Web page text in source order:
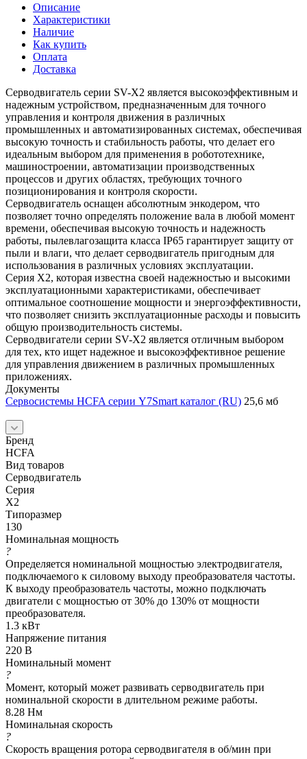
Описание
Характеристики
Наличие
Как купить
Оплата
Доставка
Серводвигатель серии SV-X2 является высокоэффективным и
надежным устройством, предназначенным для точного
управления и контроля движения в различных
промышленных и автоматизированных системах, обеспечивая
высокую точность и стабильность работы, что делает его
идеальным выбором для применения в робототехнике,
машиностроении, автоматизации производственных
процессов и других областях, требующих точного
позиционирования и контроля скорости.
Серводвигатель оснащен абсолютным энкодером, что
позволяет точно определять положение вала в любой момент
времени, обеспечивая высокую точность и надежность
работы, пылевлагозащита класса IP65 гарантирует защиту от
пыли и влаги, что делает серводвигатель пригодным для
использования в различных условиях эксплуатации.
Серия X2, которая известна своей надежностью и высокими
эксплуатационными характеристиками, обеспечивает
оптимальное соотношение мощности и энергоэффективности,
что позволяет снизить эксплуатационные расходы и повысить
общую производительность системы.
Серводвигатели серии SV-X2 является отличным выбором
для тех, кто ищет надежное и высокоэффективное решение
для управления движением в различных промышленных
приложениях.
Документы
Сервосистемы HCFA серии Y7Smart каталог (RU) 25,6 мб
Бренд
HCFA
Вид товаров
Серводвигатель
Серия
X2
Типоразмер
130
Номинальная мощность
?
Определяется номинальной мощностью электродвигателя,
подключаемого к силовому выходу преобразователя частоты.
К выходу преобразователь частоты, можно подключать
двигатели с мощностью от 30% до 130% от мощности
преобразователя.
1.3 кВт
Напряжение питания
220 В
Номинальный момент
?
Момент, который может развивать серводвигатель при
номинальной скорости в длительном режиме работы.
8.28 Нм
Номинальная скорость
?
Скорость вращения ротора серводвигателя в об/мин при